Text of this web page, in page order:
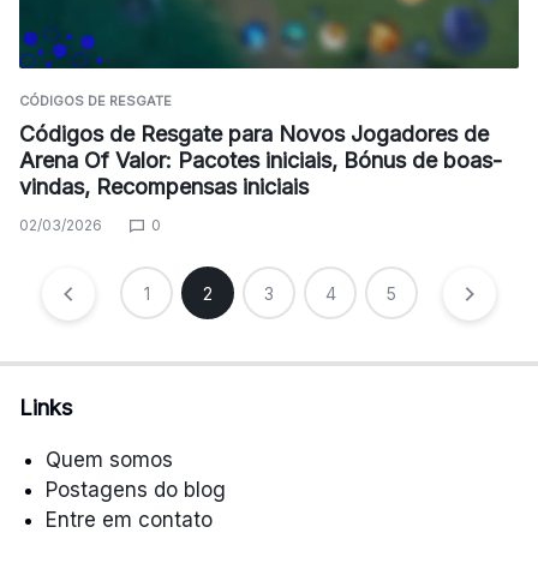
CÓDIGOS DE RESGATE
Códigos de Resgate para Novos Jogadores de
Arena Of Valor: Pacotes iniciais, Bónus de boas-
vindas, Recompensas iniciais
02/03/2026 0
Posts
pagination
1 2 3 4 5
Links
Quem somos
Postagens do blog
Entre em contato